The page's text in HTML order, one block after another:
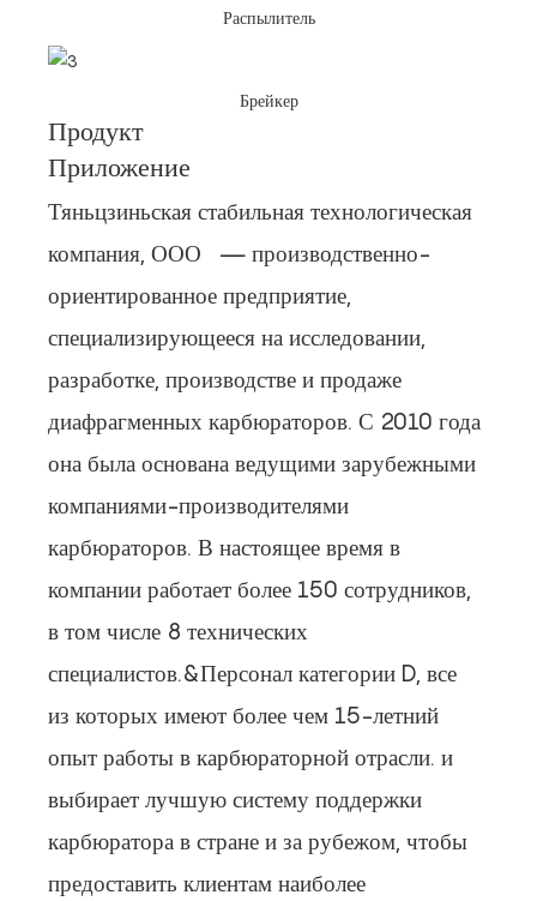
Продукт
Приложение
Тяньцзиньская стабильная технологическая
компания, ООО
— производственно-
ориентированное предприятие,
специализирующееся на исследовании,
разработке, производстве и продаже
диафрагменных карбюраторов. С 2010 года
она была основана ведущими зарубежными
компаниями-производителями
карбюраторов. В настоящее время в
компании работает более 150 сотрудников,
в том числе 8 технических
специалистов.&Персонал категории D, все
из которых имеют более чем 15-летний
опыт работы в карбюраторной отрасли. и
выбирает лучшую систему поддержки
карбюратора в стране и за рубежом, чтобы
предоставить клиентам наиболее
Распылитель
Брейкер